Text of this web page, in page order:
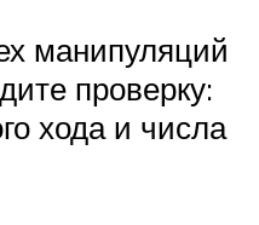
манипуляций
проверку:
хода и числа